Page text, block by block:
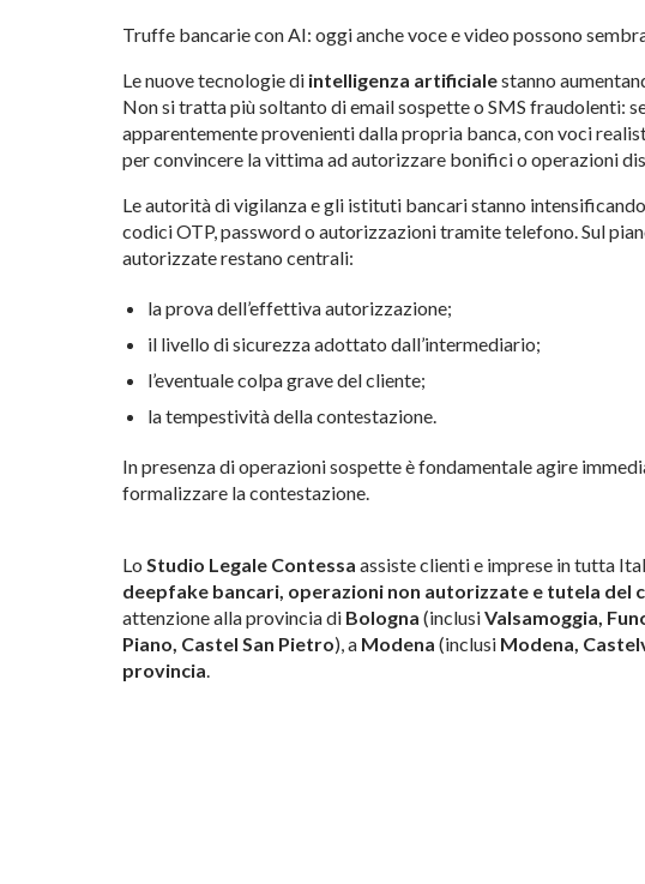
Truffe bancarie con AI: oggi anche voce e video possono
Le nuove tecnologie di intelligenza artificialestanno
Non si tratta più soltanto di email sospette o SMS fraudolenti:
apparentemente provenienti dalla propria banca, con voci
per convincere la vittima ad autorizzare bonifici o operazioni
Le autorità di vigilanza e gli istituti bancari stanno
codici OTP, password o autorizzazioni tramite telefono. Sul
autorizzate restano centrali:
la prova dell’effettiva autorizzazione;
il livello di sicurezza adottato dall’intermediario;
l’eventuale colpa grave del cliente;
la tempestività della contestazione.
In presenza di operazioni sospette è fondamentale agire
formalizzare la contestazione.
Lo Studio Legale Contessa assiste clienti e imprese in tutta
deepfake bancari, operazioni non autorizzate e tutela del
attenzione alla provincia di Bologna (inclusiValsamoggia,
Piano, Castel San Pietro), a Modena (inclusi Modena,
provincia.